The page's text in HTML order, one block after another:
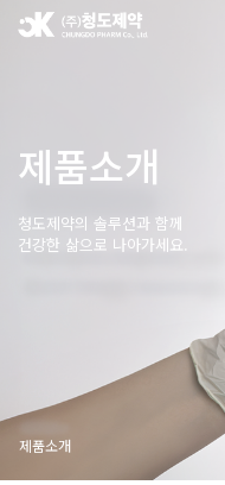
제품소개
청도제약의 솔루션과 함께
건강한 삶으로 나아가세요.
제품소개